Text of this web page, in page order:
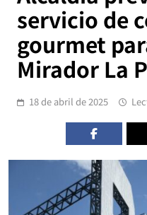
servicio de
gourmet
Mirador La
18 de abril de 2025